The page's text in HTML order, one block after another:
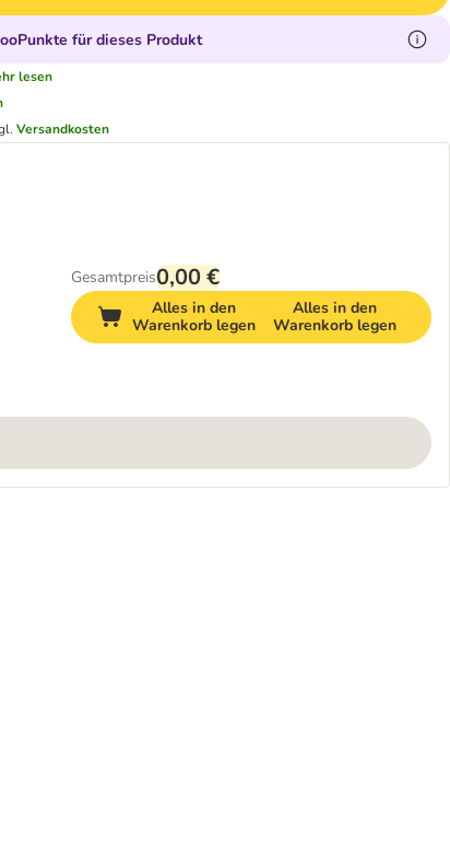
für dieses Produkt
lesen
Versandkosten
Gesamtpreis0,00 €
Alles in den
Warenkorb legen
Alles in den
Warenkorb legen